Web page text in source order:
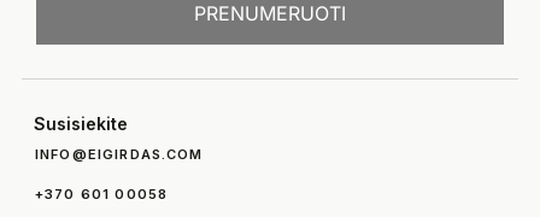
PRENUMERUOTI
Susisiekite
INFO@EIGIRDAS.COM
+370 601 00058